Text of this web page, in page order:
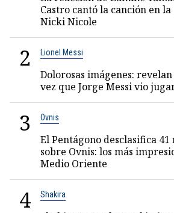
Castro cantó la canción en
Nicki Nicole
2 Lionel Messi
Dolorosas imágenes:
vez que Jorge Messi vio
3 Ovnis
El Pentágono desclasifica 41
sobre Ovnis: los más
Medio Oriente
4 Shakira